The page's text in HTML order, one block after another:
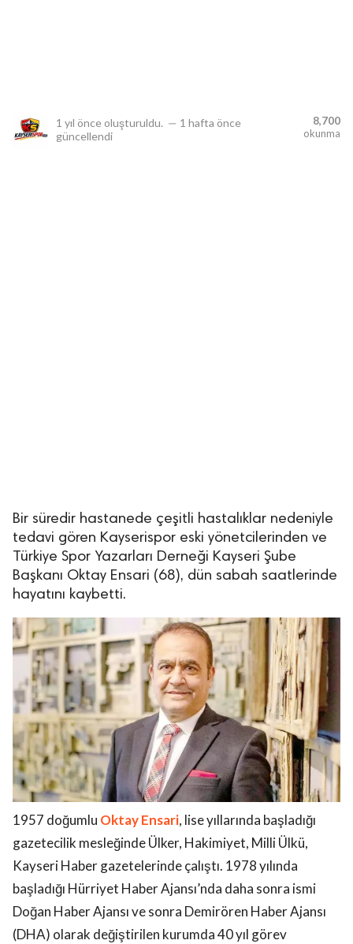
1 yıl önce oluşturuldu. — 1 hafta önce
güncellendi
8,700
okunma
Bir süredir hastanede çeşitli hastalıklar nedeniyle
tedavi gören Kayserispor eski yönetcilerinden ve
Türkiye Spor Yazarları Derneği Kayseri Şube
Başkanı Oktay Ensari (68), dün sabah saatlerinde
hayatını kaybetti.
1957 doğumlu Oktay Ensari, lise yıllarında başladığı
gazetecilik mesleğinde Ülker, Hakimiyet, Milli Ülkü,
Kayseri Haber gazetelerinde çalıştı. 1978 yılında
başladığı Hürriyet Haber Ajansı’nda daha sonra ismi
Doğan Haber Ajansı ve sonra Demirören Haber Ajansı
(DHA) olarak değiştirilen kurumda 40 yıl görev